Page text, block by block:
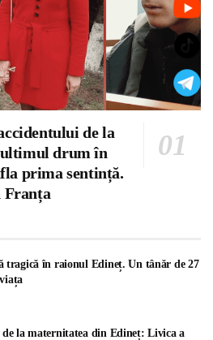
de la
ultimul drum în
prima sentință.
Franța
tragică în raionul Edineț. Un tânăr de 27
la maternitatea din Edineț: Livica a